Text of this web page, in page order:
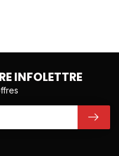
INFOLETTRE